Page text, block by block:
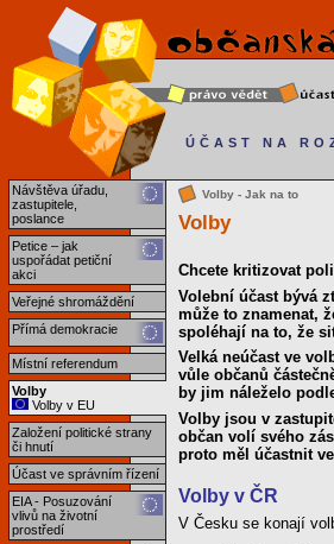
Návštěva úřadu,
zastupitele,
poslance
Petice – jak
uspořádat petiční
akci
Veřejné shromáždění
Přímá demokracie
Místní referendum
Volby
Volby v EU
Založení politické strany
či hnutí
Účast ve správním řízení
EIA - Posuzování
vlivů na životní
prostředí
ÚČAST NA
Volby - Jak na to
Volby
Chcete kritizovat
Volební účast bývá
může to znamenat,
spoléhají na to, že
Velká neúčast ve
vůle občanů
by jim náleželo
Volby jsou v
občan volí svého
proto měl účastnit
Volby v ČR
V Česku se konají